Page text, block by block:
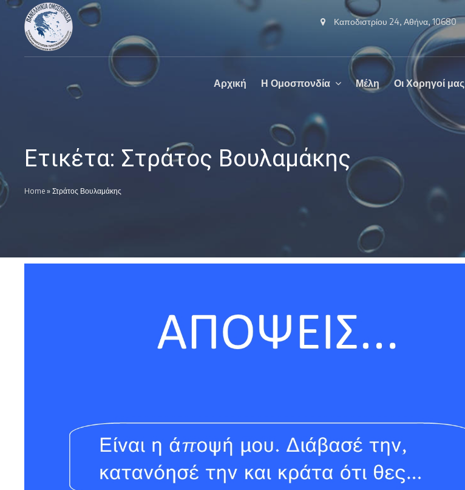
Πανελλήνια
Ομοσπονδία
Καθαριστηρίων
Ο επίσημος
ιστοχώρος της
Πανελλήνια
Ομοσπονδία
Καποδιστρίου 24, Αθήνα, 10680
Αρχική Η Ομοσπονδία Μέλη Οι Χορηγοί μας
Ετικέτα: Στράτος Βουλαμάκης
Home » Στράτος Βουλαμάκης